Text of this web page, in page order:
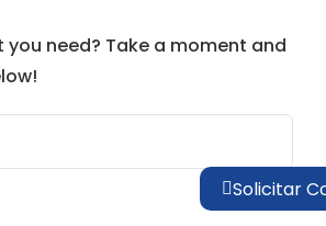
need? Take a moment and
Solicitar